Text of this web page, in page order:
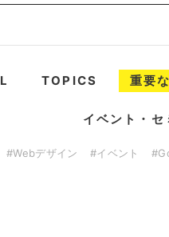
TOPICS 重要
イベント・セ
#Webデザイン #イベント